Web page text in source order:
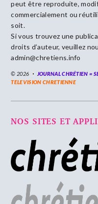
peut être reproduite,
commercialement ou
soit.
Si vous trouvez une
droits d’auteur, veuillez
admin@chretiens.info
© 2026 JOURNAL CHRÉTIEN =
TELEVISION CHRETIENNE
NOS SITES ET